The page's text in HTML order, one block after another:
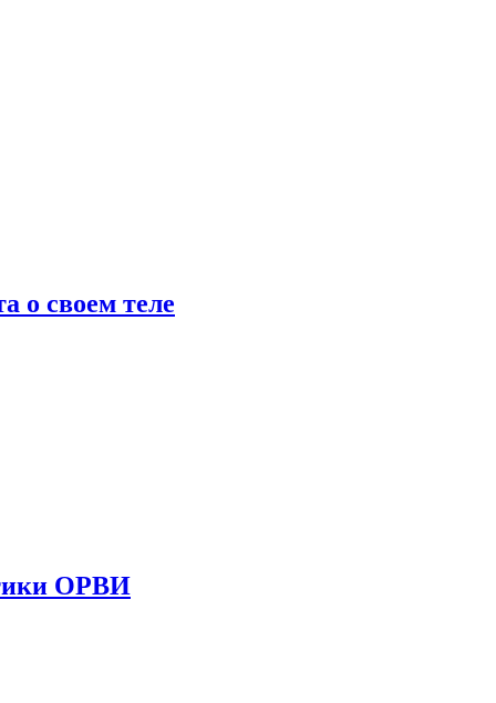
о своем теле
ОРВИ